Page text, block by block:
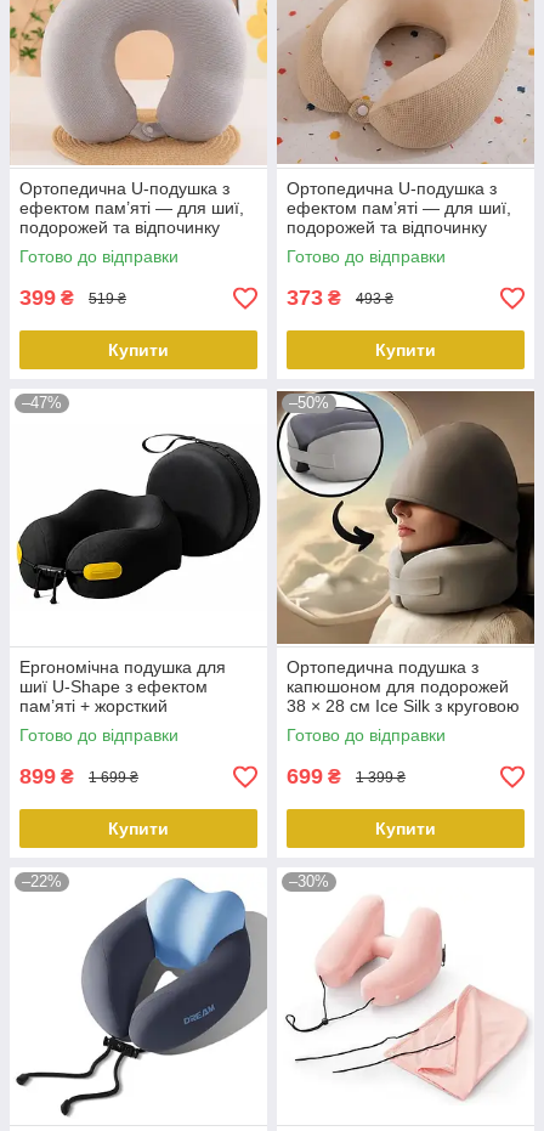
Ортопедична U-подушка з
ефектом пам’яті — для шиї,
подорожей та відпочинку
360° світло-сірий KT8002726
PeremogaUA
Готово до відправки
399 ₴ 519 ₴
Купити
Ортопедична U-подушка з
ефектом пам’яті — для шиї,
подорожей та відпочинку
360° бежевий KT8002752
PeremogaUA
Готово до відправки
373 ₴ 493 ₴
Купити
–47%
Ергономічна подушка для
шиї U-Shape з ефектом
пам’яті + жорсткий
контейнер, чорний
KT7006295 PeremogaUA
Готово до відправки
899 ₴ 1 699 ₴
Купити
–50%
Ортопедична подушка з
капюшоном для подорожей
38 × 28 см Ice Silk з круговою
підтримкою шиї сірого
кольору KT7007514
Готово до відправки
699 ₴ 1 399 ₴
Купити
–22% –30%